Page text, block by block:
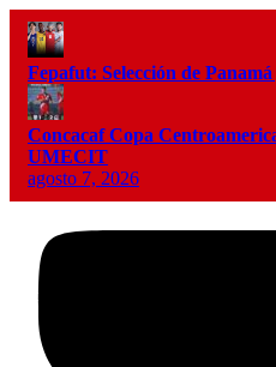
Fepafut: Selección de
Concacaf Copa
UMECIT
agosto 7, 2026